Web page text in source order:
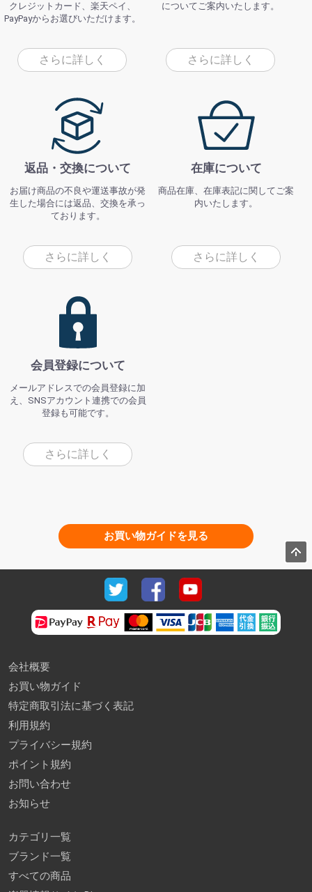
クレジットカード、楽天ペイ、
PayPayからお選びいただけます。
さらに詳しく
についてご案内いたします。
さらに詳しく
返品・交換について
お届け商品の不良や運送事故が発
生した場合には返品、交換を承っ
ております。
さらに詳しく
在庫について
商品在庫、在庫表記に関してご案
内いたします。
さらに詳しく
会員登録について
メールアドレスでの会員登録に加
え、SNSアカウント連携での会員
登録も可能です。
さらに詳しく
お買い物ガイドを見る
会社概要
お買い物ガイド
特定商取引法に基づく表記
利用規約
プライバシー規約
ポイント規約
お問い合わせ
お知らせ
カテゴリ一覧
ブランド一覧
すべての商品